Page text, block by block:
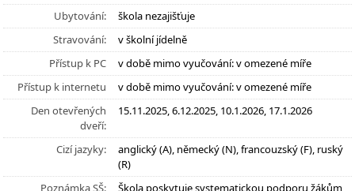
Ubytování:
škola nezajišťuje
Stravování:
v školní jídelně
Přístup k PC
v době mimo vyučování: v omezené míře
Přístup k internetu
v době mimo vyučování: v omezené míře
Den otevřených
dveří:
15.11.2025, 6.12.2025, 10.1.2026, 17.1.2026
Cizí jazyky:
anglický (A), německý (N), francouzský (F), ruský
(R)
Poznámka SŠ:
Škola poskytuje systematickou podporu žákům